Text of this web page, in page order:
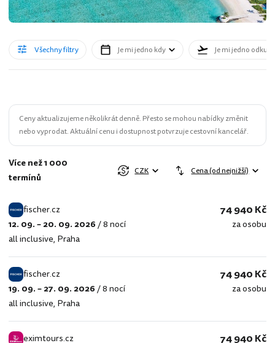
Všechny filtry Je mi jedno kdy Je mi jedno odkud
Ceny aktualizujeme několikrát denně. Přesto se mohou nabídky změnit
nebo vyprodat. Aktuální cenu i dostupnost potvrzuje cestovní kancelář.
Více než 1 000
termínů
CZK Cena (od nejnižší)
fischer.cz
fischer.cz
12. 09. – 20. 09. 2026/8 nocí
all inclusive, Praha
74 940 Kč
za osobu
fischer.cz
fischer.cz
19. 09. – 27. 09. 2026/8 nocí
all inclusive, Praha
74 940 Kč
za osobu
eximtours.cz
74 940 Kč